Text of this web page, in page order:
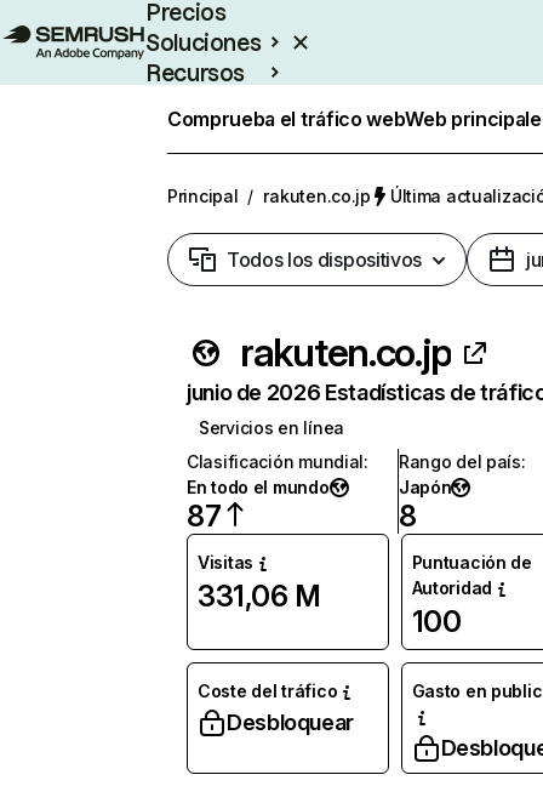
Precios
Soluciones
Recursos
Comprueba el tráfico webWeb
Principal / rakuten.co.jp Última
Todos los dispositivos
rakuten.co.jp
junio de 2026 Estadísticas de
Servicios en línea
Clasificación mundial:
En todo el mundo
87
Rango del país:
Japón
8
Visitas
331,06 M
Puntuación de
Autoridad
100
Coste del tráfico
Desbloquear
Gasto en